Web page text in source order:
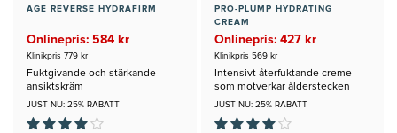
AGE REVERSE HYDRAFIRM
Onlinepris: 584 kr
Klinikpris 779 kr
Fuktgivande och stärkande
ansiktskräm
JUST NU: 25% RABATT
PRO-PLUMP HYDRATING
CREAM
Onlinepris: 427 kr
Klinikpris 569 kr
Intensivt återfuktande creme
som motverkar ålderstecken
JUST NU: 25% RABATT